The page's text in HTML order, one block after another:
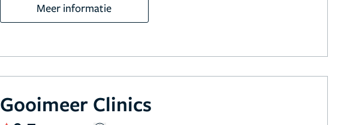
Meer informatie
Gooimeer Clinics